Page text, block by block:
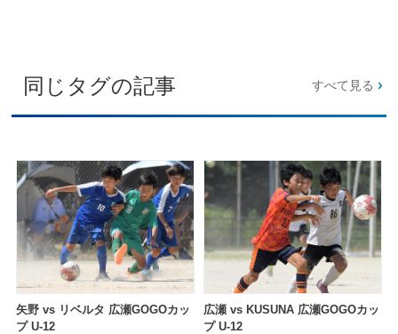
同じタグの記事 すべて見る
矢野 vs リベルタ 広瀬GOGOカッ
プ U-12
広瀬 vs KUSUNA 広瀬GOGOカッ
プ U-12